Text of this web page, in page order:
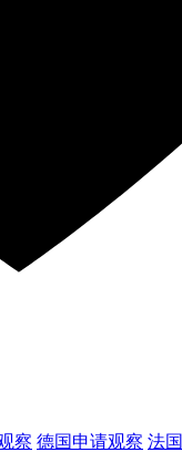
察 德国申请观察 法国